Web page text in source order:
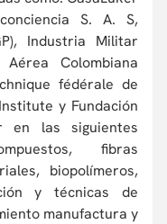
S. A. S,
Industria Militar
Aérea Colombiana
fédérale de
y Fundación
en las siguientes
fibras
biopolímeros,
y técnicas de
manufactura y